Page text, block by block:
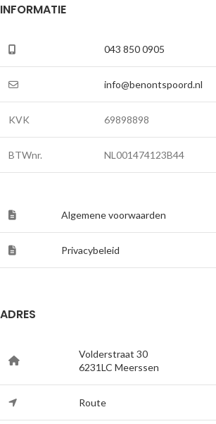
INFORMATIE
043 850 0905
info@benontspoord.nl
KVK 69898898
BTWnr. NL001474123B44
Algemene voorwaarden
Privacybeleid
ADRES
Volderstraat 30
6231LC Meerssen
Route